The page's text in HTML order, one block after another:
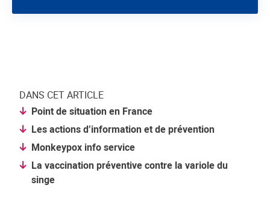
DANS CET ARTICLE
Point de situation en France
Les actions d’information et de prévention
Monkeypox info service
La vaccination préventive contre la variole du
singe